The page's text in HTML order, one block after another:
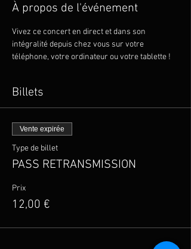
À propos de l'événement
Vivez ce concert en direct et dans son
intégralité depuis chez vous sur votre
téléphone, votre ordinateur ou votre tablette !
Billets
Vente expirée
Type de billet
PASS RETRANSMISSION
Prix
12,00 €